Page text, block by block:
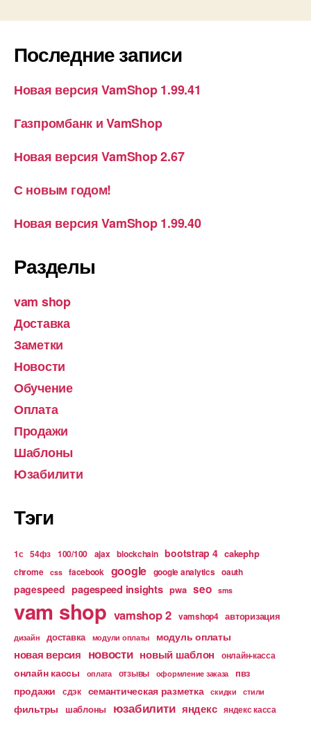
Последние записи
Новая версия VamShop 1.99.41
Газпромбанк и VamShop
Новая версия VamShop 2.67
С новым годом!
Новая версия VamShop 1.99.40
Разделы
vam shop
Доставка
Заметки
Новости
Обучение
Оплата
Продажи
Шаблоны
Юзабилити
Тэги
1с 54фз 100/100 ajax blockchain bootstrap 4 cakephp
chrome css facebook google google analytics oauth
pagespeed pagespeed insights pwa seo sms
vam shop vamshop 2 vamshop4 авторизация
дизайн доставка модули оплаты модуль оплаты
новая версия новости новый шаблон онлайн-касса
онлайн кассы оплата отзывы оформление заказа пвз
продажи сдэк семантическая разметка скидки стили
фильтры шаблоны юзабилити яндекс яндекс касса